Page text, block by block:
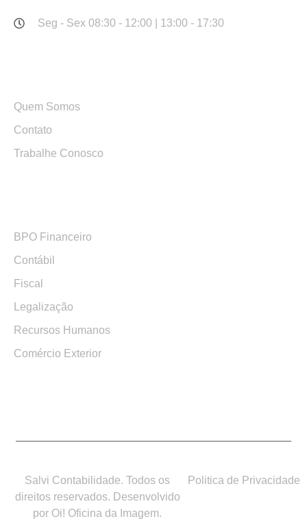
Seg - Sex 08:30 - 12:00 | 13:00 - 17:30
Quem Somos
Contato
Trabalhe Conosco
BPO Financeiro
Contábil
Fiscal
Legalização
Recursos Humanos
Comércio Exterior
Salvi Contabilidade. Todos os
direitos reservados. Desenvolvido
por Oi! Oficina da Imagem.
Politica de Privacidade